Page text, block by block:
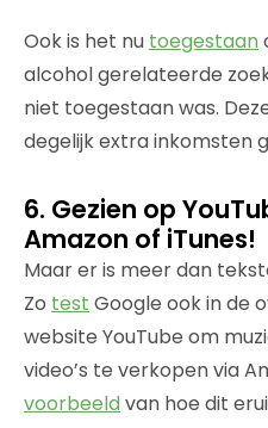
Ook is het nu toegestaan
alcohol gerelateerde
niet toegestaan was.
degelijk extra inkomsten
6. Gezien op
Amazon of iTunes!
Maar er is meer dan
Zo test Google ook in de
website YouTube om
video’s te verkopen via
voorbeeld van hoe dit